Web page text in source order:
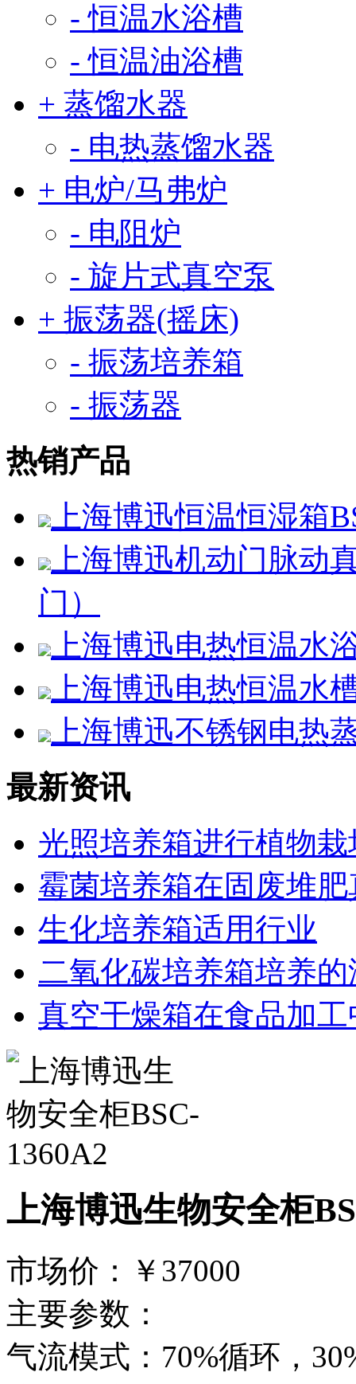
- 恒温水浴槽
- 恒温油浴槽
+ 蒸馏水器
- 电热蒸馏水器
+ 电炉/马弗炉
- 电阻炉
- 旋片式真空泵
+ 振荡器(摇床)
- 振荡培养箱
- 振荡器
热销产品
上海博迅恒温恒湿箱
上海博迅机动门脉动
门）
上海博迅电热恒温水
上海博迅电热恒温水
上海博迅不锈钢电热
最新资讯
光照培养箱进行植物
霉菌培养箱在固废堆
生化培养箱适用行业
二氧化碳培养箱培养
真空干燥箱在食品加
上海博迅生物安全柜
市场价：
￥37000
主要参数：
气流模式：70%循环，